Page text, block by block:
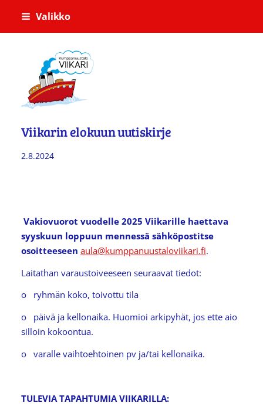
Siirry
Valikko
Kumppanuustalo Viikari
Viikarin elokuun uutiskirje
2.8.2024
Vakiovuorot vuodelle 2025 Viikarille haettava
syyskuun loppuun mennessä sähköpostitse
osoitteeseen aula@kumppanuustaloviikari.fi.
Laitathan varaustoiveeseen seuraavat tiedot:
o ryhmän koko, toivottu tila
o päivä ja kellonaika. Huomioi arkipyhät, jos ette aio
silloin kokoontua.
o varalle vaihtoehtoinen pv ja/tai kellonaika.
TULEVIA TAPAHTUMIA VIIKARILLA: